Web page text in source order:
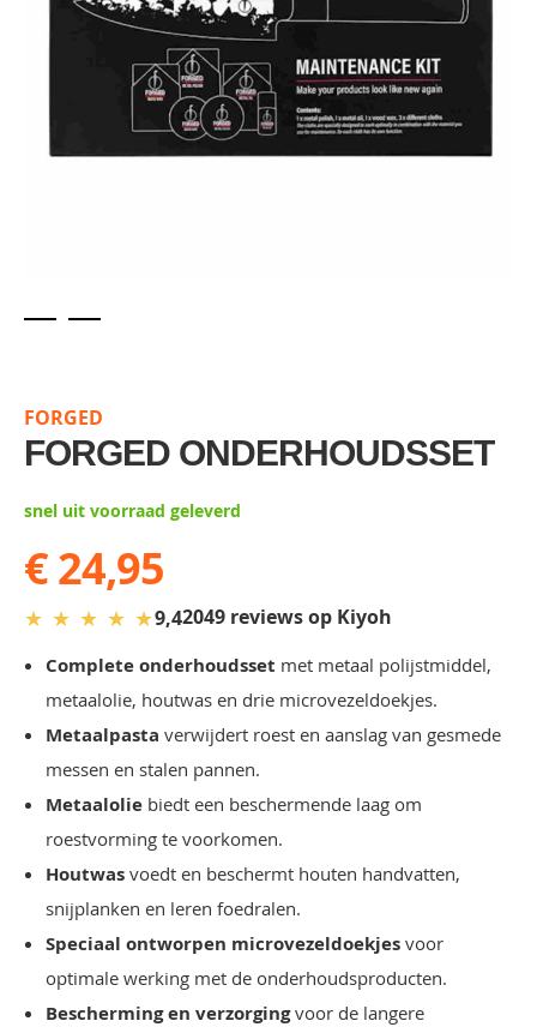
beginning
of
the
gallery
FORGED
FORGED ONDERHOUDSSET
snel uit voorraad geleverd
€ 24,95
★ ★ ★ ★ ★9,42049 reviews op Kiyoh
Complete onderhoudsset met metaal polijstmiddel,
metaalolie, houtwas en drie microvezeldoekjes.
Metaalpasta verwijdert roest en aanslag van gesmede
messen en stalen pannen.
Metaalolie biedt een beschermende laag om
roestvorming te voorkomen.
Houtwas voedt en beschermt houten handvatten,
snijplanken en leren foedralen.
Speciaal ontworpen microvezeldoekjes voor
optimale werking met de onderhoudsproducten.
Bescherming en verzorgingvoor de langere